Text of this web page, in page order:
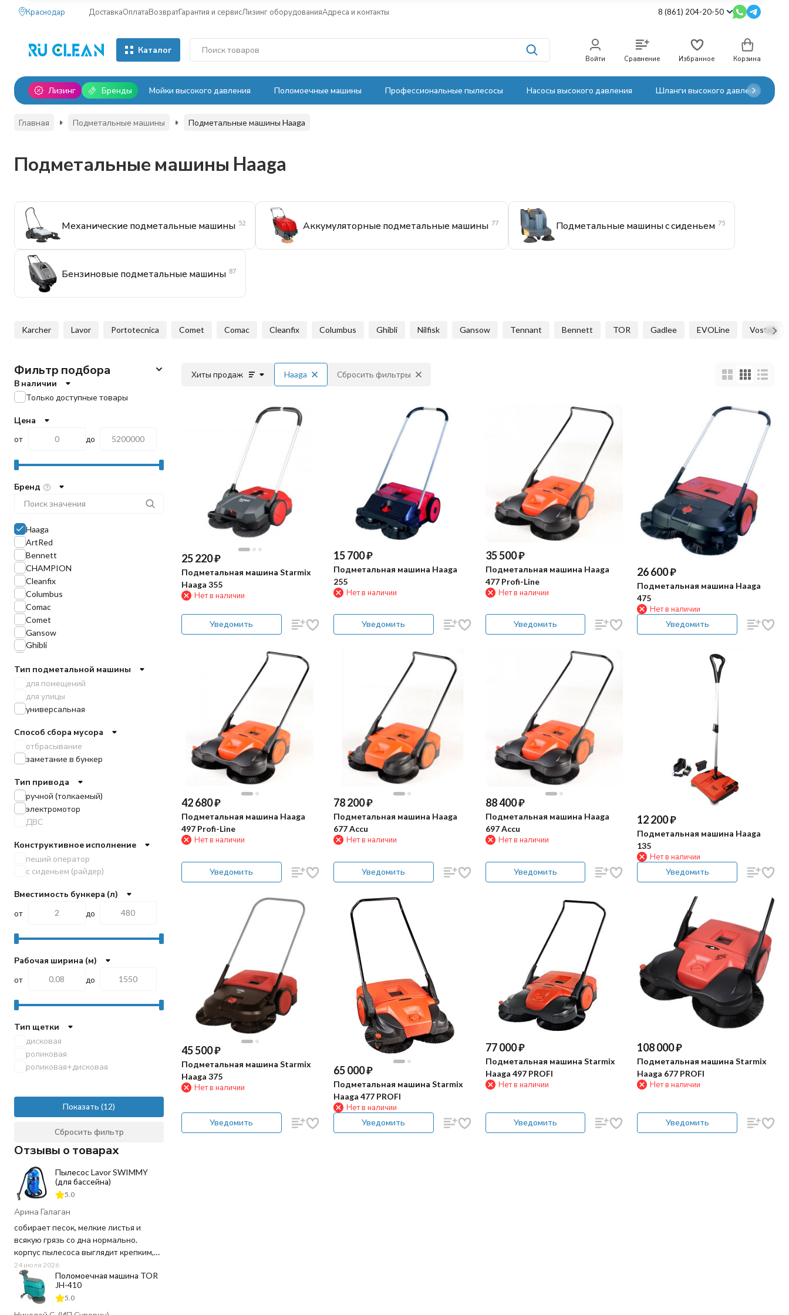
Краснодар ДоставкаОплатаВозвратГарантия и сервисЛизинг оборудованияАдреса и контакты 8 (861) 204-20-50
Каталог
Войти Сравнение Избранное Корзина
Лизинг Бренды Мойки высокого давления Поломоечные машины Профессиональные пылесосы Насосы высокого давления Шланги высокого давления
Главная Подметальные машины Подметальные машины Haaga
Подметальные машины Haaga
Механические подметальные машины 52 Аккумуляторные подметальные машины 77 Подметальные машины с сиденьем 75
Бензиновые подметальные машины 87
Karcher Lavor Portotecnica Comet Comac Cleanfix Columbus Ghibli Nilfisk Gansow Tennant Bennett TOR Gadlee EVOLine Vostok
Хиты продаж Haaga Сбросить фильтры
25 220₽
Подметальная машина Starmix
Haaga 355
Нет в наличии
Уведомить
15 700₽
Подметальная машина Haaga
255
Нет в наличии
Уведомить
35 500₽
Подметальная машина Haaga
477 Profi-Line
Нет в наличии
Уведомить
26 600₽
Подметальная машина Haaga
475
Нет в наличии
Уведомить
42 680₽
Подметальная машина Haaga
497 Profi-Line
Нет в наличии
Уведомить
78 200₽
Подметальная машина Haaga
677 Accu
Нет в наличии
Уведомить
88 400₽
Подметальная машина Haaga
697 Accu
Нет в наличии
Уведомить
12 200₽
Подметальная машина Haaga
135
Нет в наличии
Уведомить
45 500₽
Подметальная машина Starmix
Haaga 375
Нет в наличии
Уведомить
65 000₽
Подметальная машина Starmix
Haaga 477 PROFI
Нет в наличии
Уведомить
77 000₽
Подметальная машина Starmix
Haaga 497 PROFI
Нет в наличии
Уведомить
108 000₽
Подметальная машина Starmix
Haaga 677 PROFI
Нет в наличии
Уведомить
Фильтр подбора
В наличии
Только доступные товары
Цена
от
до
Бренд
ArtRed
Bennett
CHAMPION
Cleanfix
Columbus
Comac
Comet
Gansow
Ghibli
Haaga
Kranzle
Lavor
Limpar
Nilfisk
Portotecnica
TOR
TVX
Tielbuerger
Viper
EVOLine
Gadlee
KRUGER
Chancee
Roots
Cleaning Evolution
Тип подметальной машины
для помещений
для улицы
универсальная
Способ сбора мусора
отбрасывание
заметание в бункер
Тип привода
ручной (толкаемый)
электромотор
ДВС
Конструктивное исполнение
пеший оператор
с сиденьем (райдер)
Вместимость бункера (л)
от
до
Рабочая ширина (м)
от
до
Тип щетки
дисковая
роликовая
роликовая+дисковая
Показать
Сбросить фильтр
Отзывы о товарах
Пылесос Lavor SWIMMY
(для бассейна)
5.0
Арина Галаган
собирает песок, мелкие листья и
всякую грязь со дна нормально.
корпус пылесоса выглядит крепким,
пластик не "хлипкий", а шланг
достаточно длинный, не пришлось
ничего докупать. Используем для
чистки бассейна 20 кв.м. в частном
24 июля 2026
Поломоечная машина TOR
JH-410
5.0